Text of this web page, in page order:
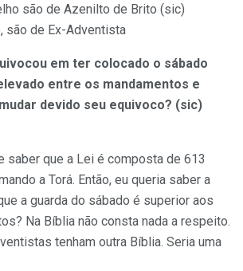
são de Azenilto de Brito (sic)
, são de Ex-Adventista
em ter colocado o sábado
entre os mandamentos e
devido seu equivoco? (sic)
saber que a Lei é composta de 613
a Torá. Então, eu queria saber a
a guarda do sábado é superior aos
Na Bíblia não consta nada a respeito.
tenham outra Bíblia. Seria uma